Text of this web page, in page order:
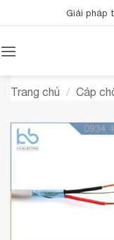
qua
dung
Giải pháp
Trang chủ / Cáp